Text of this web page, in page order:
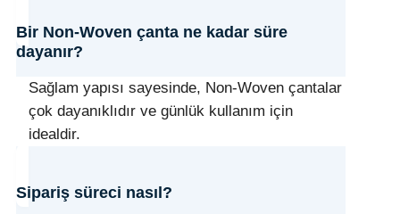
Bir Non-Woven çanta ne kadar süre
dayanır?
Sağlam yapısı sayesinde, Non-Woven çantalar
çok dayanıklıdır ve günlük kullanım için
idealdir.
Sipariş süreci nasıl?